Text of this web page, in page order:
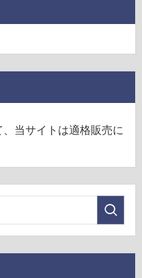
当サイトは適格販売に